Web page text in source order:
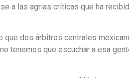
a las agrias críticas que ha
dos árbitros centrales
tenemos que escuchar a esa